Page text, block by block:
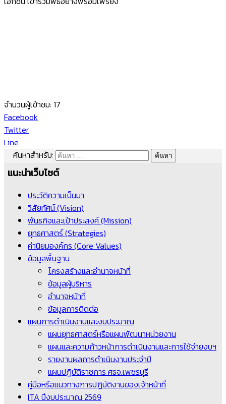
จำนวนผู้เข้าชม: 17
Facebook
Twitter
Line
ค้นหาสำหรับ:
แนะนำเว็บไซต์
ประวัติความเป็นมา
วิสัยทัศน์ (Vision)
พันธกิจและเป้าประสงค์ (Mission)
ยุทธศาสตร์ (Strategies)
ค่านิยมองค์กร (Core Values)
ข้อมูลพื้นฐาน
โครงสร้างและอำนาจหน้าที่
ข้อมูลผู้บริหาร
อำนาจหน้าที่
ข้อมูลการติดต่อ
แผนการดำเนินงานและงบประมาณ
แผนยุทธศาสตร์หรือแผนพัฒนาหน่วยงาน
แผนและความก้าวหน้าการดำเนินงานและการใช้จ่ายงบฯ
รายงานผลการดำเนินงานประจำปี
แผนปฏิบัติราชการ ศธจ.เพชรบุรี
คู่มือหรือแนวทางการปฏิบัติงานของเจ้าหน้าที่
ITA ปีงบประมาณ 2569